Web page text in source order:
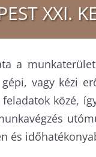
XXI.
a
vagy kézi
közé,
és